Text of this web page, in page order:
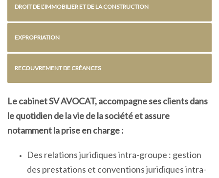
DROIT DE L’IMMOBILIER ET DE LA CONSTRUCTION
EXPROPRIATION
RECOUVREMENT DE CRÉANCES
Le cabinet SV AVOCAT, accompagne ses clients dans
le quotidien de la vie de la société et assure
notamment la prise en charge :
Des relations juridiques intra-groupe : gestion
des prestations et conventions juridiques intra-